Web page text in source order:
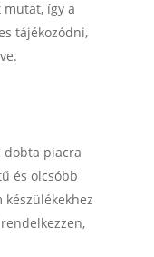
mutat, így a
tájékozódni,
dobta piacra
és olcsóbb